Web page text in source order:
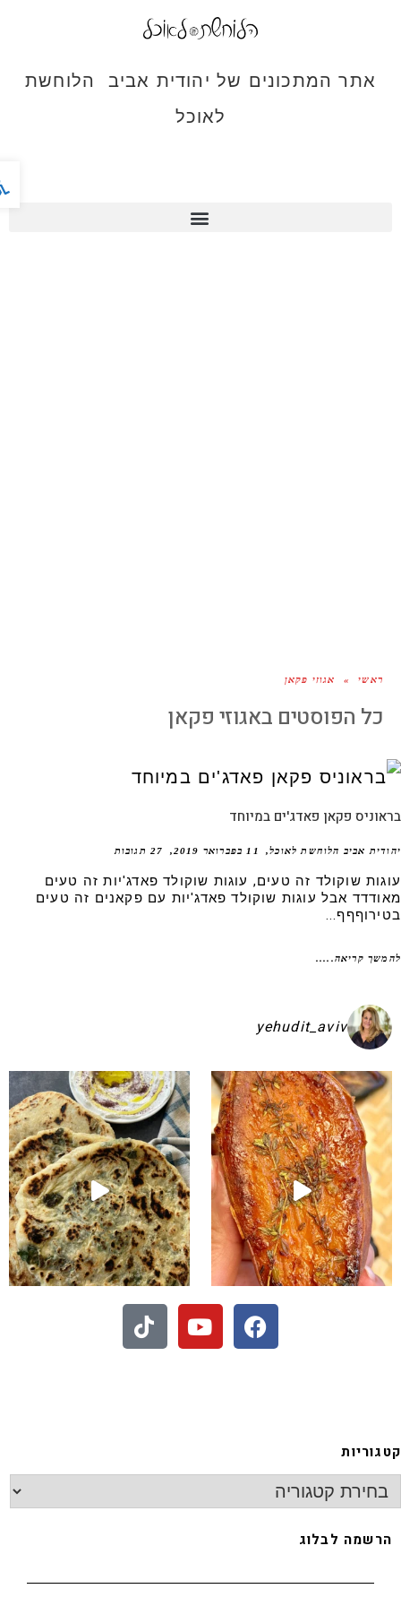
אתר המתכונים של יהודית אביב הלוחשת
לאוכל
ראשי » אגוזי פקאן
כל הפוסטים ב אגוזי פקאן
פקאן פאדג'ים במיוחד
אביב הלוחשת לאוכל 11 בפברואר 2019 27 תגובות
שוקולד זה טעים, עוגות שוקולד פאדג'יות זה טעים
אבל עוגות שוקולד פאדג'יות עם פקאנים זה טעים
קריאה.....
yehudit_aviv
בפיתות היסטריות
חיתוכיות ריבה וקוקוס
לבלוג